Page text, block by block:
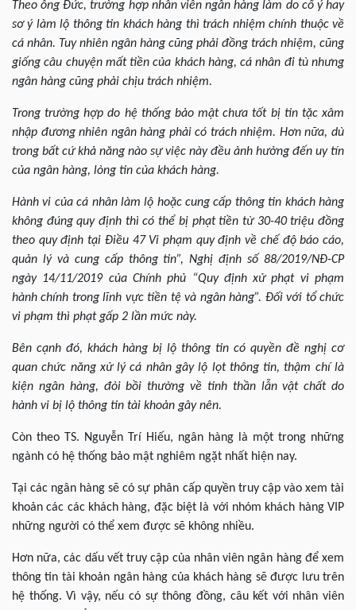
Theo ông Đức, trường hợp nhân viên ngân hàng làm do cố ý hay
sơ ý làm lộ thông tin khách hàng thì trách nhiệm chính thuộc về
cá nhân. Tuy nhiên ngân hàng cũng phải đồng trách nhiệm, cũng
giống câu chuyện mất tiền của khách hàng, cá nhân đi tù nhưng
ngân hàng cũng phải chịu trách nhiệm.
Trong trường hợp do hệ thống bảo mật chưa tốt bị tin tặc xâm
nhập đương nhiên ngân hàng phải có trách nhiệm. Hơn nữa, dù
trong bất cứ khả năng nào sự việc này đều ảnh hưởng đến uy tín
của ngân hàng, lòng tin của khách hàng.
Hành vi của cá nhân làm lộ hoặc cung cấp thông tin khách hàng
không đúng quy định thì có thể bị phạt tiền từ 30-40 triệu đồng
theo quy định tại Điều 47 Vi phạm quy định về chế độ báo cáo,
quản lý và cung cấp thông tin”, Nghị định số 88/2019/NĐ-CP
ngày 14/11/2019 của Chính phủ “Quy định xử phạt vi phạm
hành chính trong lĩnh vực tiền tệ và ngân hàng”. Đối với tổ chức
vi phạm thì phạt gấp 2 lần mức này.
Bên cạnh đó, khách hàng bị lộ thông tin có quyền đề nghị cơ
quan chức năng xử lý cá nhân gây lộ lọt thông tin, thậm chí là
kiện ngân hàng, đòi bồi thường về tinh thần lẫn vật chất do
hành vi bị lộ thông tin tài khoản gây nên.
Còn theo TS. Nguyễn Trí Hiếu, ngân hàng là một trong những
ngành có hệ thống bảo mật nghiêm ngặt nhất hiện nay.
Tại các ngân hàng sẽ có sự phân cấp quyền truy cập vào xem tài
khoản các các khách hàng, đặc biệt là với nhóm khách hàng VIP
những người có thể xem được sẽ không nhiều.
Hơn nữa, các dấu vết truy cập của nhân viên ngân hàng để xem
thông tin tài khoản ngân hàng của khách hàng sẽ được lưu trên
hệ thống. Vì vậy, nếu có sự thông đồng, câu kết với nhân viên